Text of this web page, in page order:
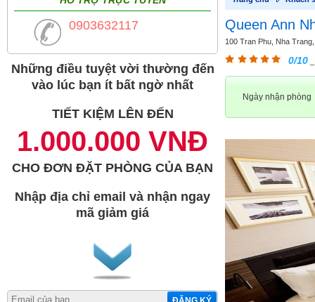
0903632117
Những điều tuyệt vời thường đến
vào lúc bạn ít bất ngờ nhất
TIẾT KIỆM LÊN ĐẾN
1.000.000 VNĐ
CHO ĐƠN ĐẶT PHÒNG CỦA BẠN
Nhập địa chỉ email và nhận ngay
mã giảm giá
Queen Ann
100 Tran Phu, Nha
0/10
Ngày nhận phòng